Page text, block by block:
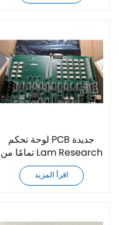
لوحة تحكم PCB جديدة
تمامًا من Lam Research
810-810193-313
اقرأ المزيد